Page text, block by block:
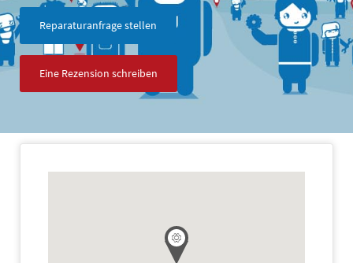
Reparaturanfrage stellen
Eine Rezension schreiben